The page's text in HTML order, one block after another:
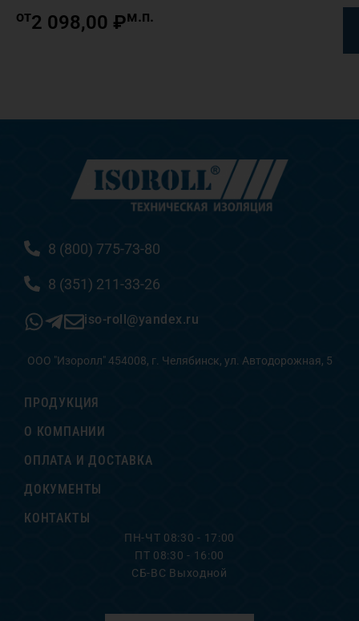
от2 098,00 ₽м.п.
8 (800) 775-73-80
8 (351) 211-33-26
iso-roll@yandex.ru
ООО "Изоролл" 454008, г. Челябинск, ул. Автодорожная, 5
ПРОДУКЦИЯ
О КОМПАНИИ
ОПЛАТА И ДОСТАВКА
ДОКУМЕНТЫ
КОНТАКТЫ
ПН-ЧТ 08:30 - 17:00
ПТ 08:30 - 16:00
СБ-ВС Выходной